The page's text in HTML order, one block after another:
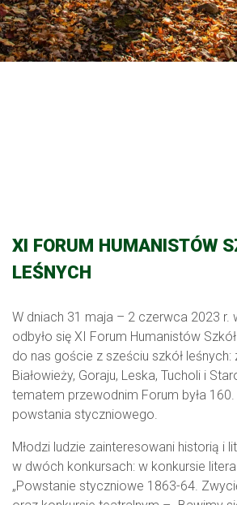
XI FORUM HUMANISTÓW
LEŚNYCH
W dniach 31 maja – 2 czerwca 2023 r.
odbyło się XI Forum Humanistów
do nas goście z sześciu szkół leśnych:
Białowieży, Goraju, Leska, Tucholi i
tematem przewodnim Forum była
powstania styczniowego.
Młodzi ludzie zainteresowani historią i
w dwóch konkursach: w konkursie
„Powstanie styczniowe 1863-64.